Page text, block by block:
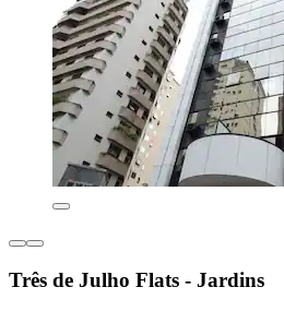
Três de Julho Flats - Jardins